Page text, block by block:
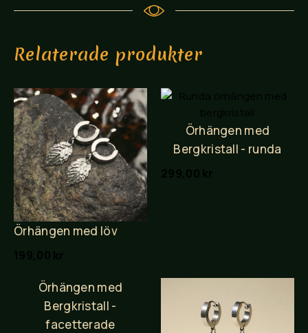
Relaterade produkter
Örhängen med löv
Örhängen med
Bergkristall - runda
Örhängen med
Bergkristall -
facetterade